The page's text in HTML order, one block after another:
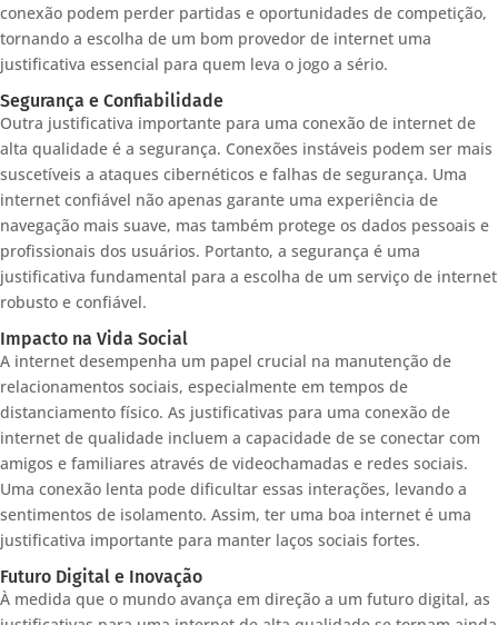
conexão podem perder partidas e oportunidades de competição,
tornando a escolha de um bom provedor de internet uma
justificativa essencial para quem leva o jogo a sério.
Segurança e Confiabilidade
Outra justificativa importante para uma conexão de internet de
alta qualidade é a segurança. Conexões instáveis podem ser mais
suscetíveis a ataques cibernéticos e falhas de segurança. Uma
internet confiável não apenas garante uma experiência de
navegação mais suave, mas também protege os dados pessoais e
profissionais dos usuários. Portanto, a segurança é uma
justificativa fundamental para a escolha de um serviço de internet
robusto e confiável.
Impacto na Vida Social
A internet desempenha um papel crucial na manutenção de
relacionamentos sociais, especialmente em tempos de
distanciamento físico. As justificativas para uma conexão de
internet de qualidade incluem a capacidade de se conectar com
amigos e familiares através de videochamadas e redes sociais.
Uma conexão lenta pode dificultar essas interações, levando a
sentimentos de isolamento. Assim, ter uma boa internet é uma
justificativa importante para manter laços sociais fortes.
Futuro Digital e Inovação
À medida que o mundo avança em direção a um futuro digital, as